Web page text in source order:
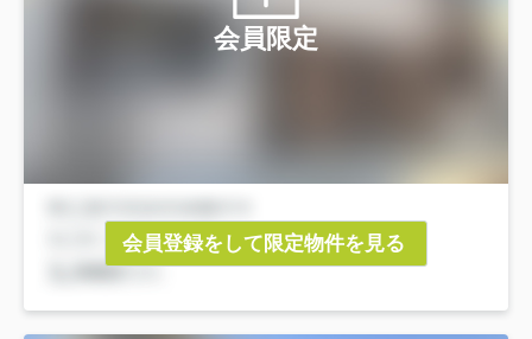
会員限定
会員登録をして限定物件を見る